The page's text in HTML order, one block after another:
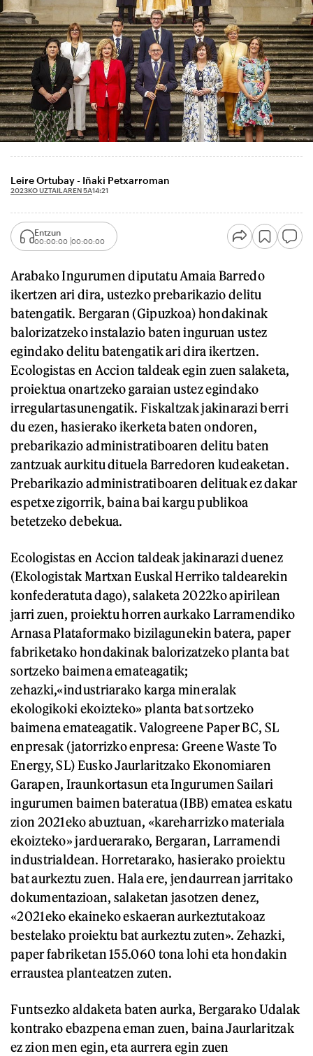
Leire Ortubay - Iñaki Petxarroman
2023KO UZTAILAREN 5A14:21
Entzun
00:00:00 00:00:00
Arabako Ingurumen diputatu Amaia Barredo
ikertzen ari dira, ustezko prebarikazio delitu
batengatik. Bergaran (Gipuzkoa) hondakinak
balorizatzeko instalazio baten inguruan ustez
egindako delitu batengatik ari dira ikertzen.
Ecologistas en Accion taldeak egin zuen salaketa,
proiektua onartzeko garaian ustez egindako
irregulartasunengatik. Fiskaltzak jakinarazi berri
du ezen, hasierako ikerketa baten ondoren,
prebarikazio administratiboaren delitu baten
zantzuak aurkitu dituela Barredoren kudeaketan.
Prebarikazio administratiboaren delituak ez dakar
espetxe zigorrik, baina bai kargu publikoa
betetzeko debekua.
Ecologistas en Accion taldeak jakinarazi duenez
(Ekologistak Martxan Euskal Herriko taldearekin
konfederatuta dago), salaketa 2022ko apirilean
jarri zuen, proiektu horren aurkako Larramendiko
Arnasa Plataformako bizilagunekin batera, paper
fabriketako hondakinak balorizatzeko planta bat
sortzeko baimena emateagatik;
zehazki,«industriarako karga mineralak
ekologikoki ekoizteko» planta bat sortzeko
baimena emateagatik. Valogreene Paper BC, SL
enpresak (jatorrizko enpresa: Greene Waste To
Energy, SL) Eusko Jaurlaritzako Ekonomiaren
Garapen, Iraunkortasun eta Ingurumen Sailari
ingurumen baimen bateratua (IBB) ematea eskatu
zion 2021eko abuztuan, «kareharrizko materiala
ekoizteko» jarduerarako, Bergaran, Larramendi
industrialdean. Horretarako, hasierako proiektu
bat aurkeztu zuen. Hala ere, jendaurrean jarritako
dokumentazioan, salaketan jasotzen denez,
«2021eko ekaineko eskaeran aurkeztutakoaz
bestelako proiektu bat aurkeztu zuten». Zehazki,
paper fabriketan 155.060 tona lohi eta hondakin
erraustea planteatzen zuten.
Funtsezko aldaketa baten aurka, Bergarako Udalak
kontrako ebazpena eman zuen, baina Jaurlaritzak
ez zion men egin, eta aurrera egin zuen